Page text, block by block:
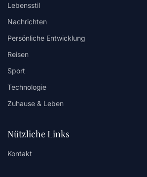
Lebensstil
Nachrichten
Persönliche Entwicklung
Reisen
Sport
Technologie
Zuhause & Leben
Nützliche Links
Kontakt